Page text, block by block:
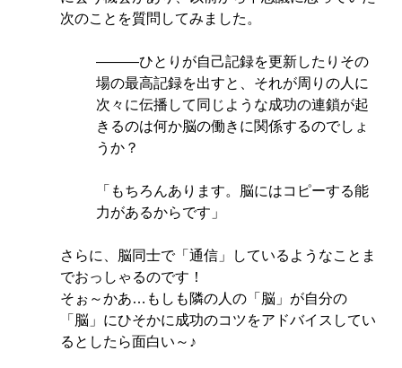
次のことを質問してみました。
―――ひとりが自己記録を更新したりその
場の最高記録を出すと、それが周りの人に
次々に伝播して同じような成功の連鎖が起
きるのは何か脳の働きに関係するのでしょ
うか？
「もちろんあります。脳にはコピーする能
力があるからです」
さらに、脳同士で「通信」しているようなことま
でおっしゃるのです！
そぉ～かあ…もしも隣の人の「脳」が自分の
「脳」にひそかに成功のコツをアドバイスしてい
るとしたら面白い～♪